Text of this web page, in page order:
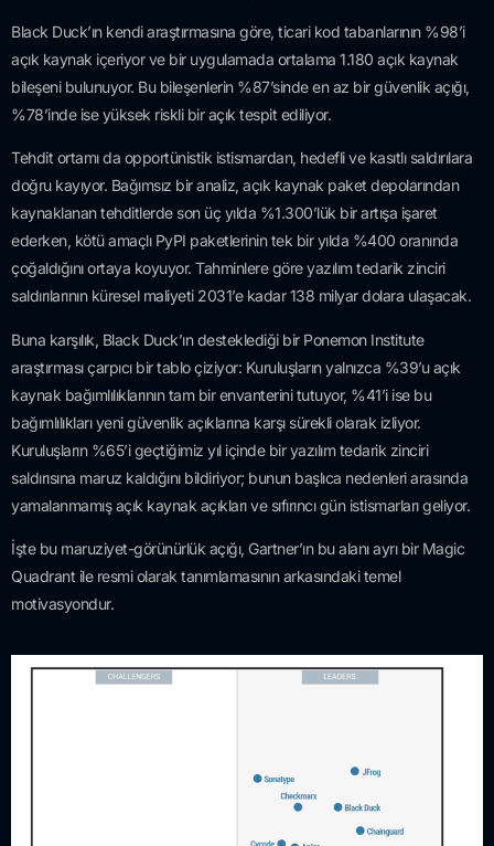
Black Duck’ın kendi araştırmasına göre, ticari kod tabanlarının %98’i
açık kaynak içeriyor ve bir uygulamada ortalama 1.180 açık kaynak
bileşeni bulunuyor. Bu bileşenlerin %87’sinde en az bir güvenlik açığı,
%78’inde ise yüksek riskli bir açık tespit ediliyor.
Tehdit ortamı da opportünistik istismardan, hedefli ve kasıtlı saldırılara
doğru kayıyor. Bağımsız bir analiz, açık kaynak paket depolarından
kaynaklanan tehditlerde son üç yılda %1.300’lük bir artışa işaret
ederken, kötü amaçlı PyPI paketlerinin tek bir yılda %400 oranında
çoğaldığını ortaya koyuyor. Tahminlere göre yazılım tedarik zinciri
saldırılarının küresel maliyeti 2031’e kadar 138 milyar dolara ulaşacak.
Buna karşılık, Black Duck’ın desteklediği bir Ponemon Institute
araştırması çarpıcı bir tablo çiziyor: Kuruluşların yalnızca %39’u açık
kaynak bağımlılıklarının tam bir envanterini tutuyor, %41’i ise bu
bağımlılıkları yeni güvenlik açıklarına karşı sürekli olarak izliyor.
Kuruluşların %65’i geçtiğimiz yıl içinde bir yazılım tedarik zinciri
saldırısına maruz kaldığını bildiriyor; bunun başlıca nedenleri arasında
yamalanmamış açık kaynak açıkları ve sıfırıncı gün istismarları geliyor.
İşte bu maruziyet-görünürlük açığı, Gartner’ın bu alanı ayrı bir Magic
Quadrant ile resmi olarak tanımlamasının arkasındaki temel
motivasyondur.